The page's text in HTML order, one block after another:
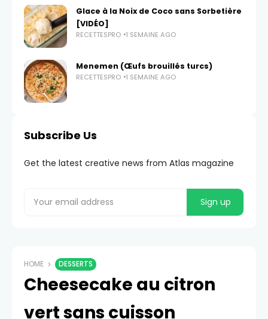
Glace à la Noix de Coco sans Sorbetière
[VIDÉO]
RECETTESPRO 1 SEMAINE AGO
Menemen (Œufs brouillés turcs)
RECETTESPRO 1 SEMAINE AGO
Subscribe Us
Get the latest creative news from Atlas magazine
HOME DESSERTS
Cheesecake au citron
vert sans cuisson